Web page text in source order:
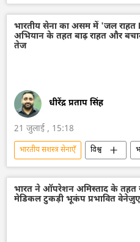
आत्मनिर्भर भारत
भारत का विकास
भारत सरकार
दिल्ली
तकनीकी विकास
सैन्य तकनीकी
भारतीय सेना का असम में 'जल राहत
अभियान के तहत बाढ़ राहत और
तेज
धीरेंद्र प्रताप सिंह
21 जुलाई , 15:18
भारतीय सशस्‍त्र सेनाएँ विश्व
भारत का विकास
भारत सरकार
आपदा राहत
बचाव कार्य
भारतीय सेना
भारत ने ऑपरेशन अमिस्ताद के तहत
मेडिकल टुकड़ी भूकंप प्रभावित